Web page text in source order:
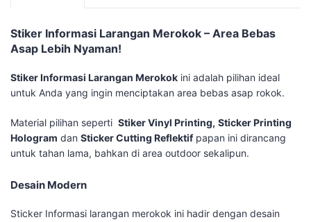
Stiker Informasi Larangan Merokok – Area Bebas
Asap Lebih Nyaman!
Stiker Informasi Larangan Merokok ini adalah pilihan ideal
untuk Anda yang ingin menciptakan area bebas asap rokok.
Material pilihan seperti Stiker Vinyl Printing, Sticker Printing
Hologram dan Sticker Cutting Reflektifpapan ini dirancang
untuk tahan lama, bahkan di area outdoor sekalipun.
Desain Modern
Sticker Informasi larangan merokok ini hadir dengan desain